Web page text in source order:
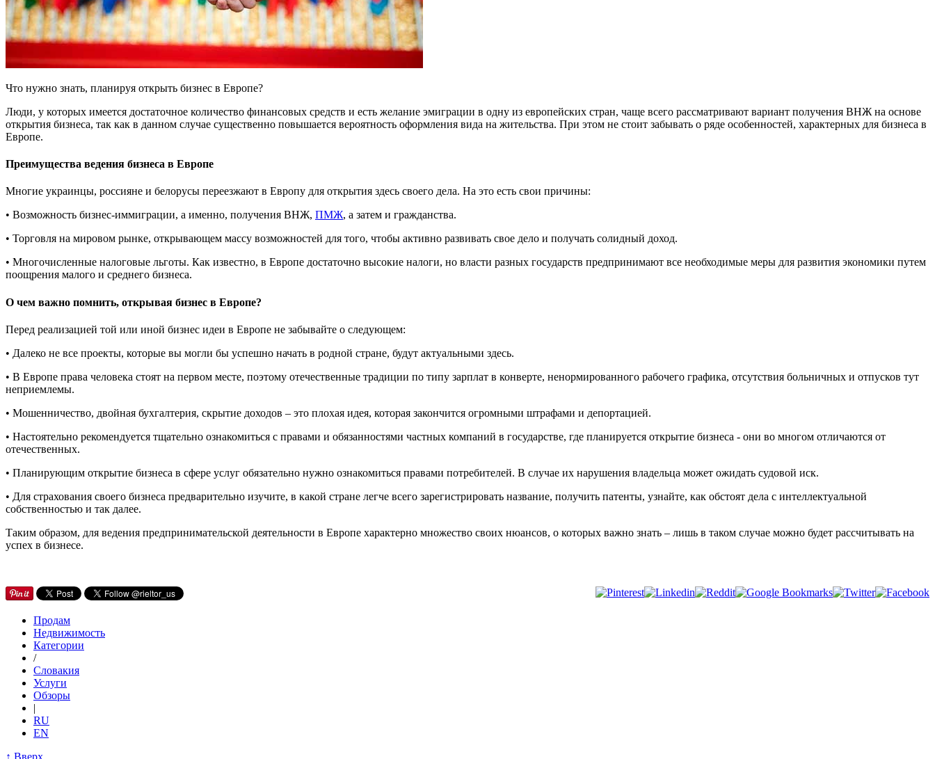
Что нужно знать, планируя открыть бизнес в Европе?
Люди, у которых имеется достаточное количество финансовых средств и есть желание эмиграции в одну из европейских стран, чаще всего рассматривают вариант получения ВНЖ на основе
открытия бизнеса, так как в данном случае существенно повышается вероятность оформления вида на жительства. При этом не стоит забывать о ряде особенностей, характерных для бизнеса в
Европе.
Преимущества ведения бизнеса в Европе
Многие украинцы, россияне и белорусы переезжают в Европу для открытия здесь своего дела. На это есть свои причины:
• Возможность бизнес-иммиграции, а именно, получения ВНЖ, ПМЖ, а затем и гражданства.
• Торговля на мировом рынке, открывающем массу возможностей для того, чтобы активно развивать свое дело и получать солидный доход.
• Многочисленные налоговые льготы. Как известно, в Европе достаточно высокие налоги, но власти разных государств предпринимают все необходимые меры для развития экономики путем
поощрения малого и среднего бизнеса.
О чем важно помнить, открывая бизнес в Европе?
Перед реализацией той или иной бизнес идеи в Европе не забывайте о следующем:
• Далеко не все проекты, которые вы могли бы успешно начать в родной стране, будут актуальными здесь.
• В Европе права человека стоят на первом месте, поэтому отечественные традиции по типу зарплат в конверте, ненормированного рабочего графика, отсутствия больничных и отпусков тут
неприемлемы.
• Мошенничество, двойная бухгалтерия, скрытие доходов – это плохая идея, которая закончится огромными штрафами и депортацией.
• Настоятельно рекомендуется тщательно ознакомиться с правами и обязанностями частных компаний в государстве, где планируется открытие бизнеса - они во многом отличаются от
отечественных.
• Планирующим открытие бизнеса в сфере услуг обязательно нужно ознакомиться правами потребителей. В случае их нарушения владельца может ожидать судовой иск.
• Для страхования своего бизнеса предварительно изучите, в какой стране легче всего зарегистрировать название, получить патенты, узнайте, как обстоят дела с интеллектуальной
собственностью и так далее.
Таким образом, для ведения предпринимательской деятельности в Европе характерно множество своих нюансов, о которых важно знать – лишь в таком случае можно будет рассчитывать на
успех в бизнесе.
Продам
Недвижимость
Категории
/
Словакия
Услуги
Обзоры
|
RU
EN
↑ Вверх